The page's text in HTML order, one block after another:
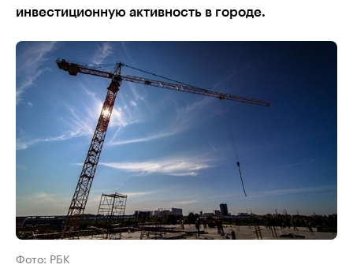
инвестиционную активность в городе.
Фото: РБК